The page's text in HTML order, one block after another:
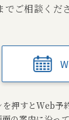
ご相談くださ
を押すとWeb予